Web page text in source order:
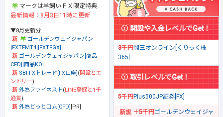
マークは羊飼いＦＸ限定特典
最新情報：8月3日11時に更新
▼8月更新分
ゴールデンウェイジャパン
[FXTFMT4][FXTFGX]
ゴールデンウェイジャパン[商品
CFD][商品KO]
SBI FXトレード[FX口座] (開設とエ
ントリー)
外為ファイネスト(LINE登録と1千
通貨)
外為どっとコム[CFD] [PR]
開設や入金レベルでGet！
3千円岡三オンライン[くりっく株
365]
取引レベルでGet！
5千円Plus500JP証券[FX]
＋5千円ゴールデンウェイジャ